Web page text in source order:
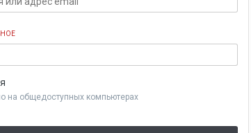
на общедоступных компьютерах